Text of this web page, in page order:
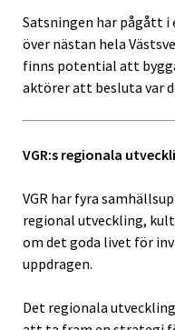
Satsningen har pågått i
över nästan hela
finns potential att
aktörer att besluta var
VGR:s regionala
VGR har fyra
regional utveckling,
om det goda livet för
uppdragen.
Det regionala